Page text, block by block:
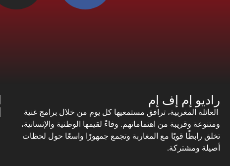
راديو إم إف إم
العائلة المغربية، ترافق مستمعيها كل يوم من خلال برامج غنية
ومتنوعة وقريبة من اهتماماتهم. وفاءً لقيمها الوطنية والإنسانية،
تخلق رابطًا قويًا مع المغاربة وتجمع جمهورًا واسعًا حول لحظات
أصيلة ومشتركة.